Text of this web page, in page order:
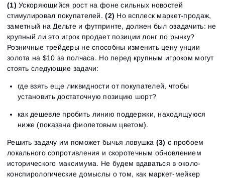
(1)Ускоряющийся рост на фоне сильных новостей
стимулировал покупателей.(2) Но всплеск маркет-продаж,
заметный на Дельте и футпринте, должен был озадачить: не
крупный ли это игрок продает позиции лонг по рынку?
Розничные трейдеры не способны изменить цену унции
золота на $10 за полчаса. Но перед крупным игроком могут
стоять следующие задачи:
где взять еще ликвидности от покупателей, чтобы
установить достаточную позицию шорт?
как дешевле пробить линию поддержки, находящуюся
ниже (показана фиолетовым цветом).
Решить задачу им поможет бычья ловушка (3) с пробоем
локального сопротивления и скоротечным обновлением
исторического максимума. Не будем вдаваться в около-
конспирологические домыслы о том, как маркет-мейкер